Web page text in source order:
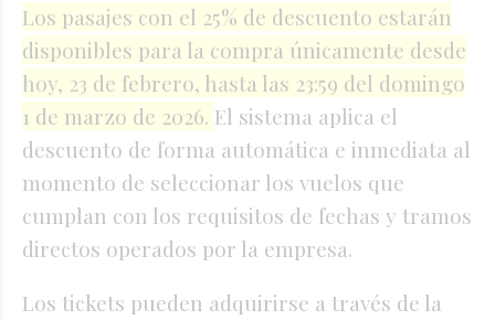
Los pasajes con el 25% de descuento estarán
disponibles para la compra únicamente desde
hoy, 23 de febrero, hasta las 23:59 del domingo
1 de marzo de 2026. El sistema aplica el
descuento de forma automática e inmediata al
momento de seleccionar los vuelos que
cumplan con los requisitos de fechas y tramos
directos operados por la empresa.
Los tickets pueden adquirirse a través de la